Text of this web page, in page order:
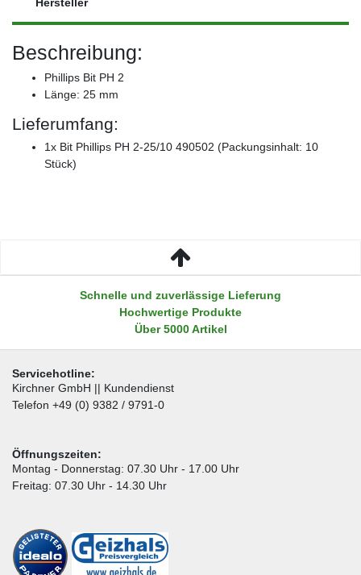
Hersteller
Beschreibung:
Phillips Bit PH 2
Länge: 25 mm
Lieferumfang:
1x Bit Phillips PH 2-25/10 490502 (Packungsinhalt: 10
Stück)
Schnelle und zuverlässige Lieferung
Hochwertige Produkte
Über 5000 Artikel
Servicehotline:
Kirchner GmbH || Kundendienst
Telefon +49 (0) 9382 / 9791-0
Öffnungszeiten:
Montag - Donnerstag: 07.30 Uhr - 17.00 Uhr
Freitag: 07.30 Uhr - 14.30 Uhr